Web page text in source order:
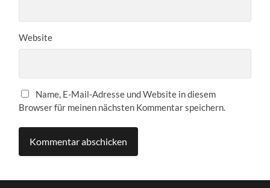
Website
Name, E-Mail-Adresse und Website in diesem
Browser für meinen nächsten Kommentar speichern.